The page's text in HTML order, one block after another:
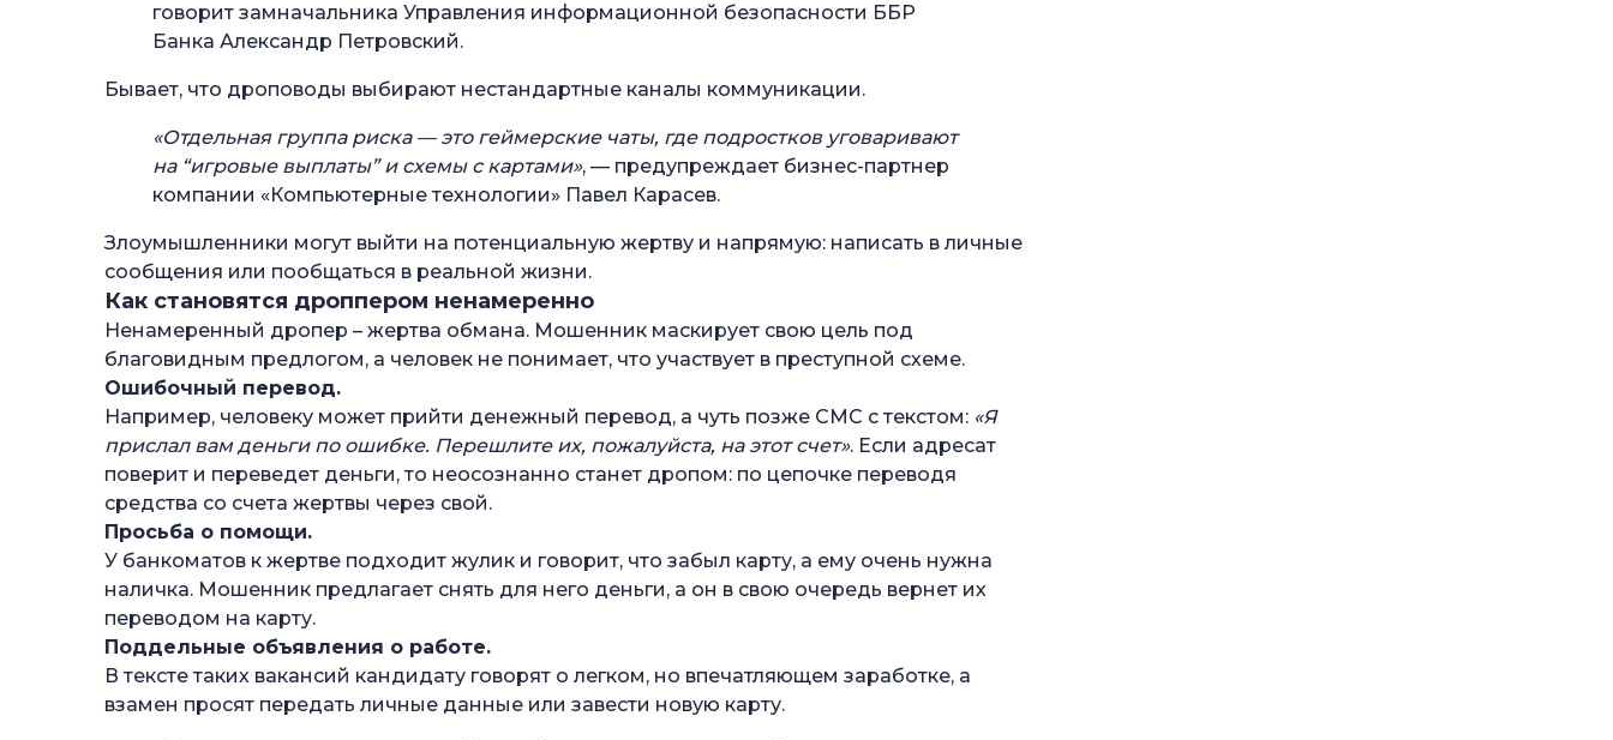
говорит замначальника Управления информационной безопасности ББР
Банка Александр Петровский.
Бывает, что дроповоды выбирают нестандартные каналы коммуникации.
«Отдельная группа риска — это геймерские чаты, где подростков уговаривают
на “игровые выплаты” и схемы с картами», — предупреждает бизнес-партнер
компании «Компьютерные технологии» Павел Карасев.
Злоумышленники могут выйти на потенциальную жертву и напрямую: написать в личные
сообщения или пообщаться в реальной жизни.
Как становятся дроппером ненамеренно
Ненамеренный дропер – жертва обмана. Мошенник маскирует свою цель под
благовидным предлогом, а человек не понимает, что участвует в преступной схеме.
Ошибочный перевод.
Например, человеку может прийти денежный перевод, а чуть позже СМС с текстом: «Я
прислал вам деньги по ошибке. Перешлите их, пожалуйста, на этот счет». Если адресат
поверит и переведет деньги, то неосознанно станет дропом: по цепочке переводя
средства со счета жертвы через свой.
Просьба о помощи.
У банкоматов к жертве подходит жулик и говорит, что забыл карту, а ему очень нужна
наличка. Мошенник предлагает снять для него деньги, а он в свою очередь вернет их
переводом на карту.
Поддельные объявления о работе.
В тексте таких вакансий кандидату говорят о легком, но впечатляющем заработке, а
взамен просят передать личные данные или завести новую карту.